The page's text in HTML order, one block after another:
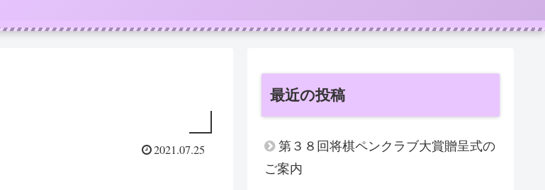
2021.07.25
最近の投稿
第３８回将棋ペンクラブ大賞贈呈式の
ご案内